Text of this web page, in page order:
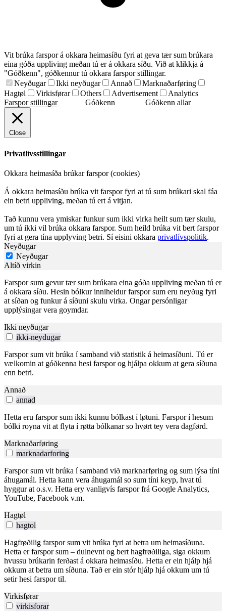
Vit brúka farspor á okkara heimasíðu fyri at geva tær sum brúkara
eina góða uppliving meðan tú er á okkara síðu. Við at klikkja á
"Góðkenn", góðkennur tú okkara farspor stillingar.
Neyðugar
Ikki neyðugar Annað
Marknaðarføring
Hagtøl
Virkisførar Others Advertisement
Analytics
Farspor stillingar
Góðkenn Góðkenn allar
Close
Privatlívsstillingar
Okkara heimasíða brúkar farspor (cookies)
Á okkara heimasíðu brúka vit farspor fyri at tú sum brúkari skal fáa
ein betri uppliving, meðan tú ert á vitjan.
Tað kunnu vera ymiskar funkur sum ikki virka heilt sum tær skulu,
um tú ikki vil brúka okkara farspor. Sum heild brúka vit bert farspor
fyri at gera tína upplyving betri. Sí eisini okkara privatlívspolitik.
Neyðugar
Neyðugar
Altíð virkin
Farspor sum gevur tær sum brúkara eina góða uppliving meðan tú er
á okkara síðu. Hesin bólkur inniheldur farspor sum eru neyðug fyri
at síðan og funkur á síðuni skulu virka. Ongar persónligar
upplýsingar vera goymdar.
Ikki neyðugar
ikki-neydugar
Farspor sum vit brúka í samband við statistik á heimasíðuni. Tú er
vælkomin at góðkenna hesi farspor og hjálpa okkum at gera síðuna
enn betri.
Annað
annad
Hetta eru farspor sum ikki kunnu bólkast í løtuni. Farspor í hesum
bólki royna vit at flyta í røtta bólkanar so hvørt tey vera dagførd.
Marknaðarføring
marknadarforing
Farspor sum vit brúka í samband við marknarføring og sum lýsa tíni
áhugamál. Hetta kann vera áhugamál so sum tíni keyp, hvat tú
hyggur at o.s.v. Hetta ery vanligvís farspor frá Google Analytics,
YouTube, Facebook v.m.
Hagtøl
hagtol
Hagfrøðilig farspor sum vit brúka fyri at betra um heimasíðuna.
Hetta er farspor sum – dulnevnt og bert hagfrøðiliga, siga okkum
hvussu brúkarin ferðast á okkara heimasíðu. Hetta er ein hjálp hjá
okkum at betra um síðuna. Tað er ein stór hjálp hjá okkum um tú
setir hesi farspor til.
Virkisførar
virkisforar